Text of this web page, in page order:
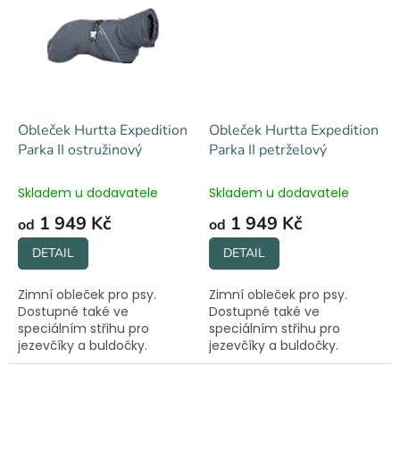
Obleček Hurtta Expedition
Parka II ostružinový
Skladem u dodavatele
od 1 949 Kč
DETAIL
Zimní obleček pro psy.
Dostupné také ve
speciálním střihu pro
jezevčíky a buldočky.
Obleček Hurtta Expedition
Parka II petrželový
Skladem u dodavatele
od 1 949 Kč
DETAIL
Zimní obleček pro psy.
Dostupné také ve
speciálním střihu pro
jezevčíky a buldočky.